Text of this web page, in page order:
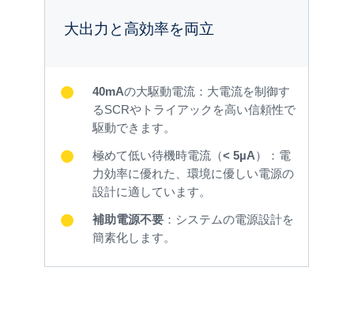
大出力と高効率を両立
40mAの大駆動電流：大電流を制御す
るSCRやトライアックを高い信頼性で
駆動できます。
極めて低い待機時電流（< 5µA）：電
力効率に優れた、環境に優しい電源の
設計に適しています。
補助電源不要 ：システムの電源設計を
簡素化します。